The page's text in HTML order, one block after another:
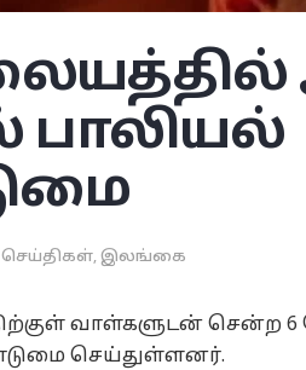
பாலியல்
,இலங்கை
வாள்களுடன் சென்ற 6
செய்துள்ளனர்.